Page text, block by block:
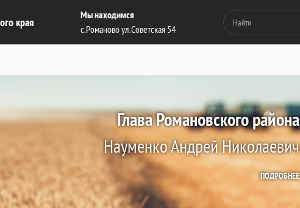
края
Мы находимся
с.Романово ул.Советская 54
Глава Романовского района
Науменко Андрей Николаевич
ПОДРОБНЕЕ